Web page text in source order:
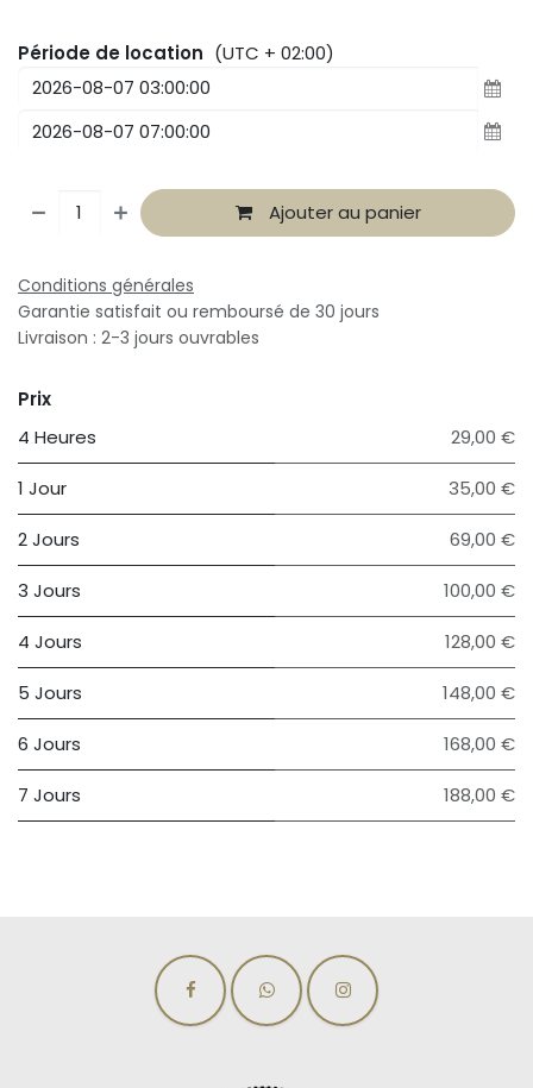
Période de location (UTC + 02:00)
Ajouter au panier
Conditions générales
Garantie satisfait ou remboursé de 30 jours
Livraison : 2-3 jours ouvrables
Prix
4 Heures
29,00 €
1 Jour 35,00 €
2 Jours 69,00 €
3 Jours 100,00 €
4 Jours 128,00 €
5 Jours 148,00 €
6 Jours 168,00 €
7 Jours 188,00 €